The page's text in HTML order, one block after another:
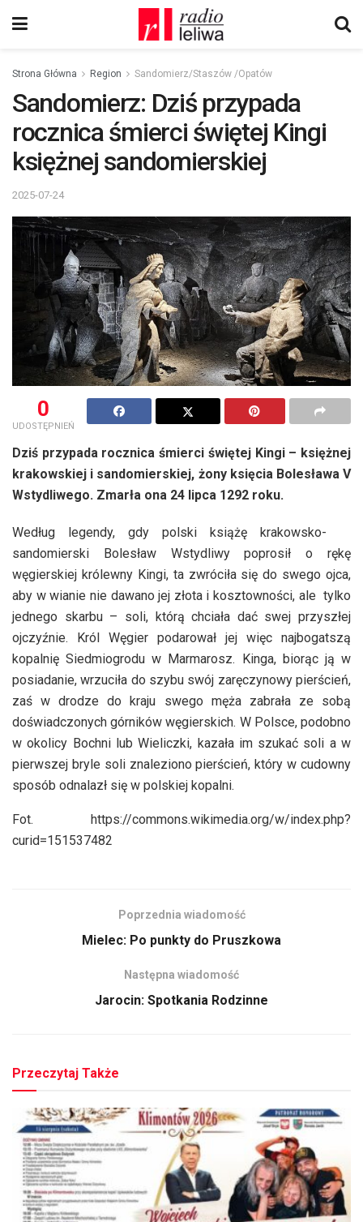
Strona Główna Region Sandomierz/Staszów /Opatów
Sandomierz: Dziś przypada
rocznica śmierci świętej Kingi
księżnej sandomierskiej
2025-07-24
0
UDOSTĘPNIEŃ
Dziś przypada rocznica śmierci świętej Kingi – księżnej
krakowskiej i sandomierskiej, żony księcia Bolesława V
Wstydliwego. Zmarła ona 24 lipca 1292 roku.
Według legendy, gdy polski książę krakowsko-
sandomierski Bolesław Wstydliwy poprosił o rękę
węgierskiej królewny Kingi, ta zwróciła się do swego ojca,
aby w wianie nie dawano jej złota i kosztowności, ale tylko
jednego skarbu – soli, którą chciała dać swej przyszłej
ojczyźnie. Król Węgier podarował jej więc najbogatszą
kopalnię Siedmiogrodu w Marmarosz. Kinga, biorąc ją w
posiadanie, wrzuciła do szybu swój zaręczynowy pierścień,
zaś w drodze do kraju swego męża zabrała ze sobą
doświadczonych górników węgierskich. W Polsce, podobno
w okolicy Bochni lub Wieliczki, kazała im szukać soli a w
pierwszej bryle soli znaleziono pierścień, który w cudowny
sposób odnalazł się w polskiej kopalni.
Fot. https://commons.wikimedia.org/w/index.php?
curid=151537482
Poprzednia wiadomość
Mielec: Po punkty do Pruszkowa
Następna wiadomość
Jarocin: Spotkania Rodzinne
Przeczytaj Także